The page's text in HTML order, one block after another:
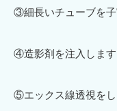
③細長いチューブを
④造影剤を注入します
⑤エックス線透視を